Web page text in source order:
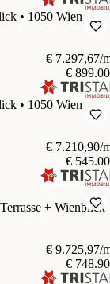
• 1050 Wien
€ 7.297,67/
€
• 1050 Wien
€ 7.210,90/
€
+ Wienblick
€ 9.725,97/
€